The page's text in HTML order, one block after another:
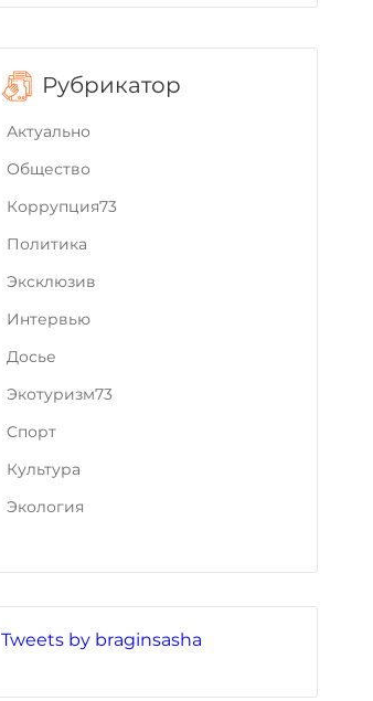
Tweets by braginsasha
Рубрикатор
Актуально
Общество
Коррупция73
Политика
Эксклюзив
Интервью
Досье
Экотуризм73
Cпорт
Культура
Экология